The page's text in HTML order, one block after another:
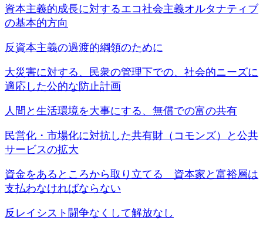
資本主義的成長に対するエコ社会主義オルタナティブ
の基本的方向
反資本主義の過渡的綱領のために
大災害に対する、民衆の管理下での、社会的ニーズに
適応した公的な防止計画
人間と生活環境を大事にする、無償での富の共有
民営化・市場化に対抗した共有財（コモンズ）と公共
サービスの拡大
資金をあるところから取り立てる 資本家と富裕層は
支払わなければならない
反レイシスト闘争なくして解放なし